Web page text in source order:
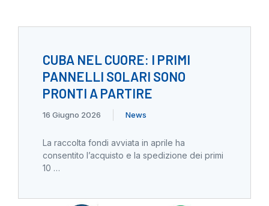
CUBA NEL CUORE: I PRIMI
PANNELLI SOLARI SONO
PRONTI A PARTIRE
16 Giugno 2026 News
La raccolta fondi avviata in aprile ha
consentito l’acquisto e la spedizione dei primi
10 …